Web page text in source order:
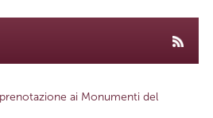
ai Monumenti del